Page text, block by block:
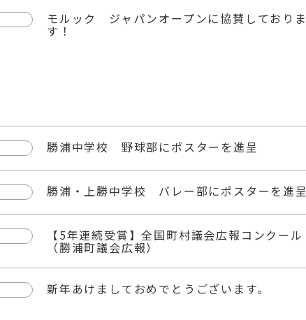
モルック ジャパンオープンに協賛しておりま
す！
勝浦中学校 野球部にポスターを進呈
勝浦・上勝中学校 バレー部にポスターを進呈
【5年連続受賞】全国町村議会広報コンクール
（勝浦町議会広報）
新年あけましておめでとうございます。